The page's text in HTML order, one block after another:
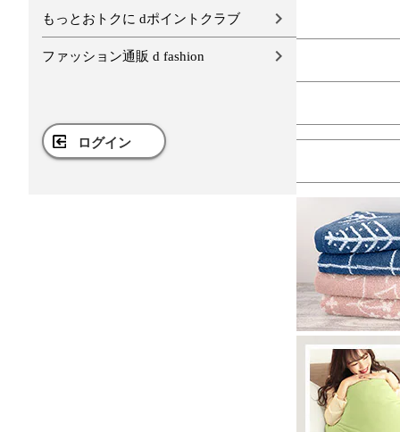
もっとおトクに dポイントクラブ
ファッション通販 d fashion
ログイン